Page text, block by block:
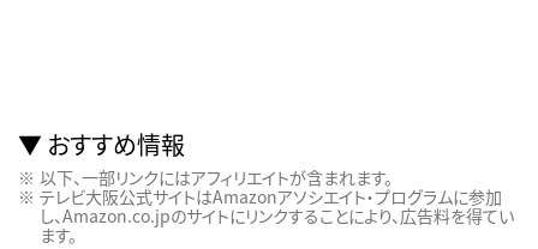
おすすめ情報
以下、一部リンクにはアフィリエイトが含まれます。
テレビ大阪公式サイトはAmazonアソシエイト・プログラムに参加
し、Amazon.co.jpのサイトにリンクすることにより、広告料を得てい
ます。